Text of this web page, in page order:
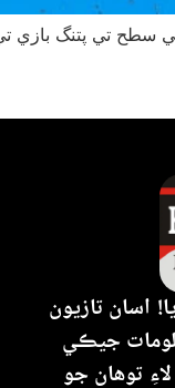
اسان تازيون
جيڪي
توهان جو